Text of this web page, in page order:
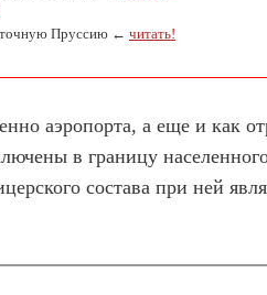
Пруссию ← читать!
аэропорта, а еще и как
в границу
состава при ней